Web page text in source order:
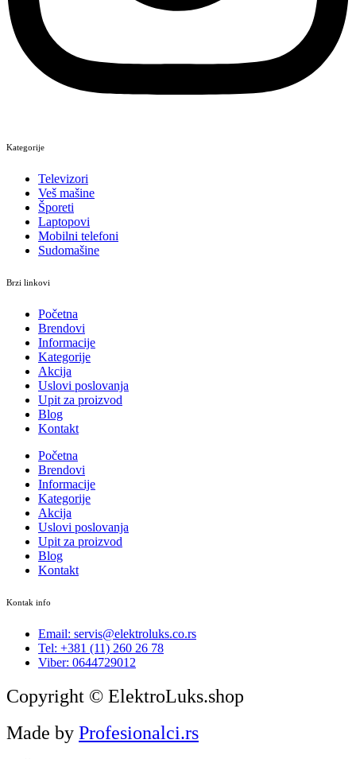
Kategorije
Televizori
Veš mašine
Šporeti
Laptopovi
Mobilni telefoni
Sudomašine
Brzi linkovi
Početna
Brendovi
Informacije
Kategorije
Akcija
Uslovi poslovanja
Upit za proizvod
Blog
Kontakt
Početna
Brendovi
Informacije
Kategorije
Akcija
Uslovi poslovanja
Upit za proizvod
Blog
Kontakt
Kontak info
Email: servis@elektroluks.co.rs
Tel: +381 (11) 260 26 78
Viber: 0644729012
Copyright © ElektroLuks.shop
Made by Profesionalci.rs